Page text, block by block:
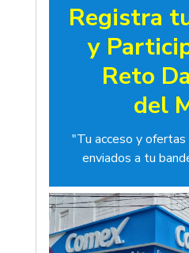
Registra
y
Reto
del
"Tu acceso y
enviados a tu